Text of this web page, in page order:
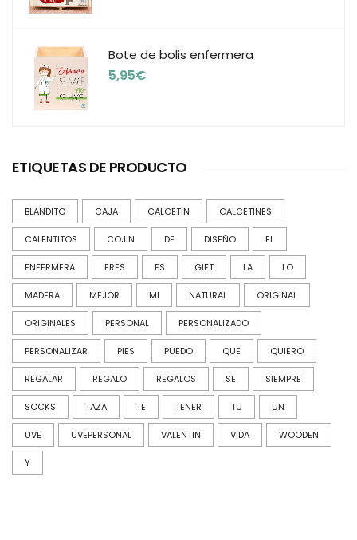
Bote de bolis enfermera
5,95€
ETIQUETAS DE PRODUCTO
BLANDITO CAJA CALCETIN CALCETINES
CALENTITOS COJIN DE DISEÑO EL
ENFERMERA ERES ES GIFT LA LO
MADERA MEJOR MI NATURAL ORIGINAL
ORIGINALES PERSONAL PERSONALIZADO
PERSONALIZAR PIES PUEDO QUE QUIERO
REGALAR REGALO REGALOS SE SIEMPRE
SOCKS TAZA TE TENER TU UN
UVE UVEPERSONAL VALENTIN VIDA WOODEN
Y